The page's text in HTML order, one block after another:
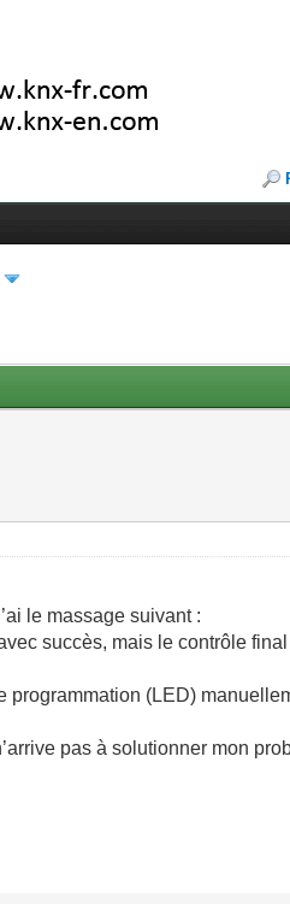
le massage suivant :
succès, mais le contrôle
programmation (LED)
pas à solutionner mon